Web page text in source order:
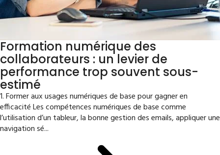
Formation numérique des
collaborateurs : un levier de
performance trop souvent sous-
estimé
1. Former aux usages numériques de base pour gagner en
efficacité Les compétences numériques de base comme
l’utilisation d’un tableur, la bonne gestion des emails, appliquer une
navigation sé...